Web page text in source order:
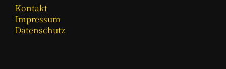
Kontakt
Impressum
Datenschutz